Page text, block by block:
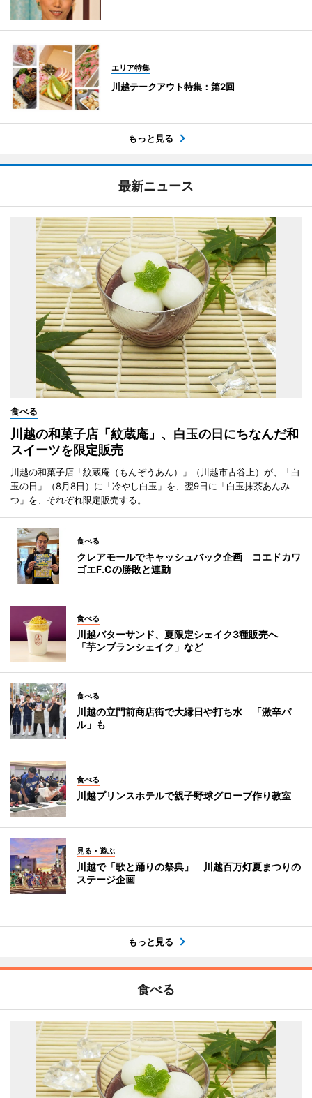
エリア特集
川越テークアウト特集：第2回
もっと見る
最新ニュース
食べる
川越の和菓子店「紋蔵庵」、白玉の日にちなんだ和
スイーツを限定販売
川越の和菓子店「紋蔵庵（もんぞうあん）」（川越市古谷上）が、「白
玉の日」（8月8日）に「冷やし白玉」を、翌9日に「白玉抹茶あんみ
つ」を、それぞれ限定販売する。
食べる
クレアモールでキャッシュバック企画 コエドカワ
ゴエF.Cの勝敗と連動
食べる
川越バターサンド、夏限定シェイク3種販売へ
「芋ンブランシェイク」など
食べる
川越の立門前商店街で大縁日や打ち水 「激辛バ
ル」も
食べる
川越プリンスホテルで親子野球グローブ作り教室
見る・遊ぶ
川越で「歌と踊りの祭典」 川越百万灯夏まつりの
ステージ企画
もっと見る
食べる